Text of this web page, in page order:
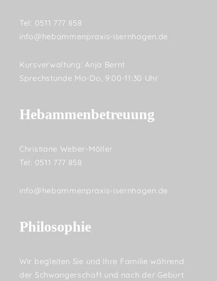
Tel: 0511 777 858
info@hebammenpraxis-isernhagen.de
Kursverwaltung: Anja Bernt
Sprechstunde Mo-Do, 9:00-11:30 Uhr
Hebammenbetreuung
Christiane Weber-Möller
Tel: 0511 777 858
info@hebammenpraxis-isernhagen.de
Philosophie
Wir begleiten Sie und Ihre Familie während
der Schwangerschaft und nach der Geburt